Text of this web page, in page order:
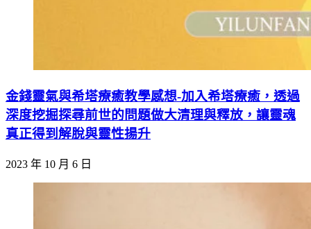
金錢靈氣與希塔療癒教學感想-加入希塔療癒，透過
深度挖掘探尋前世的問題做大清理與釋放，讓靈魂
真正得到解脫與靈性揚升
2023 年 10 月 6 日